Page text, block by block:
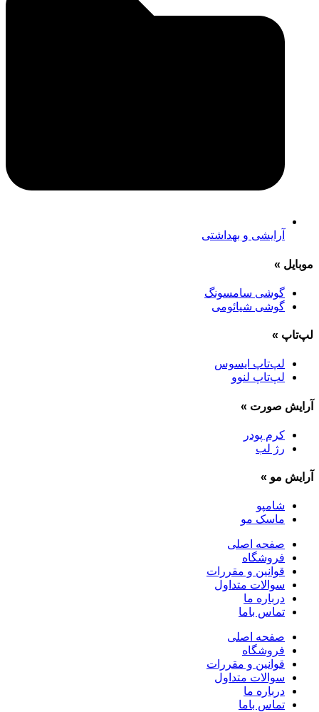
آرایشی و بهداشتی
موبایل »
گوشی سامسونگ
گوشی شیائومی
لپ‌تاپ »
لپ‌تاپ ایسوس
لپ‌تاپ لنوو
آرایش صورت »
کرم پودر
رژ لب
آرایش مو »
شامپو
ماسک مو
صفحه اصلی
فروشگاه
قوانین و مقررات
سوالات متداول
درباره ما
تماس باما
صفحه اصلی
فروشگاه
قوانین و مقررات
سوالات متداول
درباره ما
تماس باما